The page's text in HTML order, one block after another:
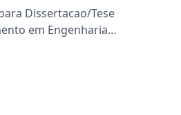
Dissertacao/Tese
em Engenharia
Raul